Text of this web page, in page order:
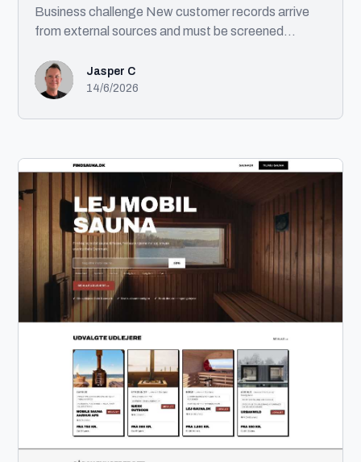
Business challenge New customer records arrive
from external sources and must be screened
enterprise systems. Solution This automation
processes incoming customer records, performs
completion report. Technologies UIPath Microsoft
Excel Desktop Application Automation Compliance
Screening (OFAC) Email Automation
Jasper C
14/6/2026